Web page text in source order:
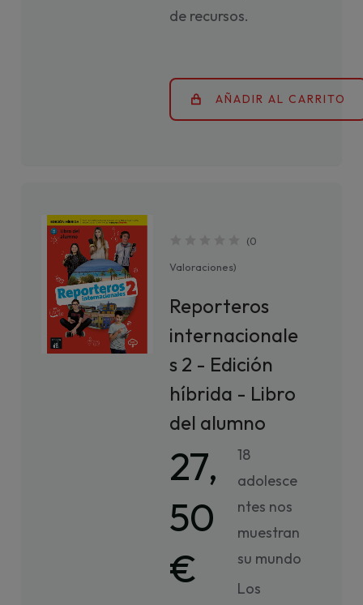
de recursos.
AÑADIR AL CARRITO
(0
Valoraciones)
Reporteros
internacionale
s 2 - Edición
híbrida - Libro
del alumno
27,
50
€
18
adolesce
ntes nos
muestran
su mundo
Los